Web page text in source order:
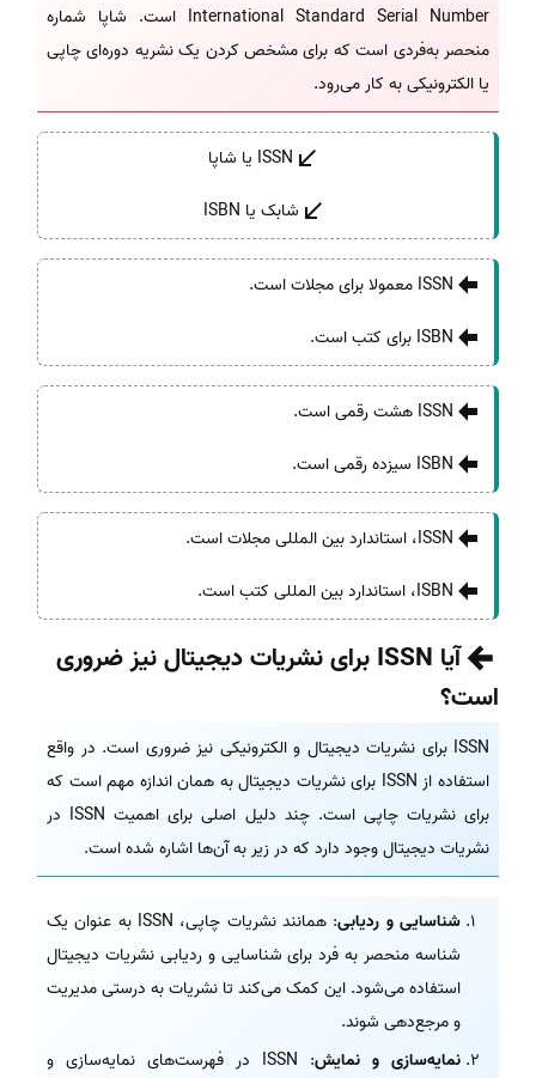
International Standard Serial Number است. شاپا شماره
منحصر به‌فردی است که برای مشخص کردن یک نشریه دوره‌ای چاپی
یا الکترونیکی به کار می‌رود.
ISSN یا شاپا
شابک یا ISBN
ISSN معمولا برای مجلات است.
ISBN برای کتب است.
ISSN هشت رقمی است.
ISBN سیزده رقمی است.
ISSN، استاندارد بین المللی مجلات است.
ISBN، استاندارد بین المللی کتب است.
آیا ISSN برای نشریات دیجیتال نیز ضروری
است؟
ISSN برای نشریات دیجیتال و الکترونیکی نیز ضروری است. در واقع
استفاده از ISSN برای نشریات دیجیتال به همان اندازه مهم است که
برای نشریات چاپی است. چند دلیل اصلی برای اهمیت ISSN در
نشریات دیجیتال وجود دارد که در زیر به آن‌ها اشاره شده است.
شناسایی و ردیابی
: همانند نشریات چاپی، ISSN به عنوان یک
شناسه منحصر به فرد برای شناسایی و ردیابی نشریات دیجیتال
استفاده می‌شود. این کمک می‌کند تا نشریات به درستی مدیریت
و مرجع‌دهی شوند.
نمایه‌سازی و نمایش
: ISSN در فهرست‌های نمایه‌سازی و